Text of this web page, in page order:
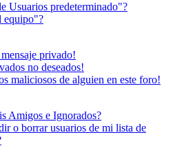
Usuarios predeterminado"?
equipo"?
privado!
no deseados!
maliciosos de alguien en este foro!
Amigos e Ignorados?
o borrar usuarios de mi lista de